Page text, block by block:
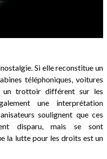
Si elle reconstitue un
téléphoniques, voitures
un trottoir différent sur les
une interprétation
soulignent que ces
disparu, mais se sont
la lutte pour les droits est un